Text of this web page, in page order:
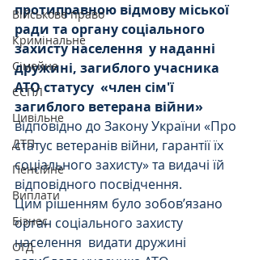
Військове право
Кримінальне
Сімейне
ЄСПЛ
Цивільне
ДТП
Пенсійне
Виплати
Бізнес
ОГД
протиправною відмову міської
ради та органу соціального
захисту населення  у наданні
дружині, загиблого учасника
АТО статусу  «член сім'ї
загиблого ветерана війни»
відповідно до Закону України «Про
статус ветеранів війни, гарантії їх
соціального захисту» та видачі їй
відповідного посвідчення.
Цим рішенням було зобов’язано
орган соціального захисту
населення  видати дружині